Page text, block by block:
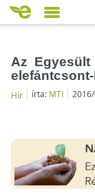
Az
Hír írta: MTI